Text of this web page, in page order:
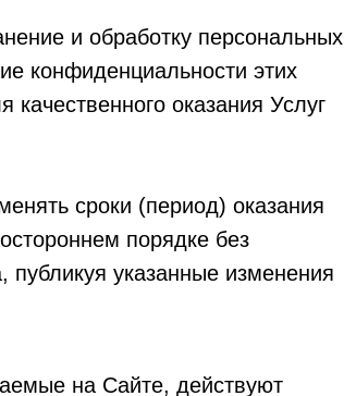
и обработку персональных
конфиденциальности этих
оказания Услуг
сроки (период) оказания
порядке без
публикуя указанные изменения
на Сайте, действуют